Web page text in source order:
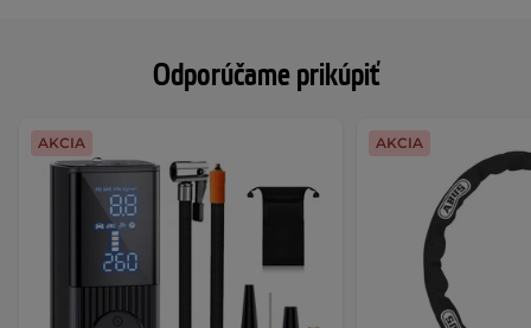
Odporúčame prikúpiť
AKCIA AKCIA